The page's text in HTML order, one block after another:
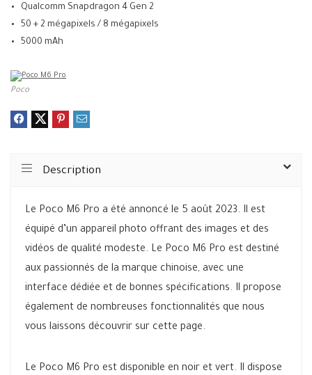
Qualcomm Snapdragon 4 Gen 2
50 + 2 mégapixels / 8 mégapixels
5000 mAh
Poco
Description
Le Poco M6 Pro a été annoncé le 5 août 2023. Il est
équipé d’un appareil photo offrant des images et des
vidéos de qualité modeste. Le Poco M6 Pro est destiné
aux passionnés de la marque chinoise, avec une
interface dédiée et de bonnes spécifications. Il propose
également de nombreuses fonctionnalités que nous
vous laissons découvrir sur cette page.
Le Poco M6 Pro est disponible en noir et vert. Il dispose